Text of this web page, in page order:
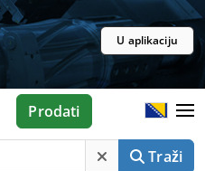
U aplikaciju
Traži
Prodati